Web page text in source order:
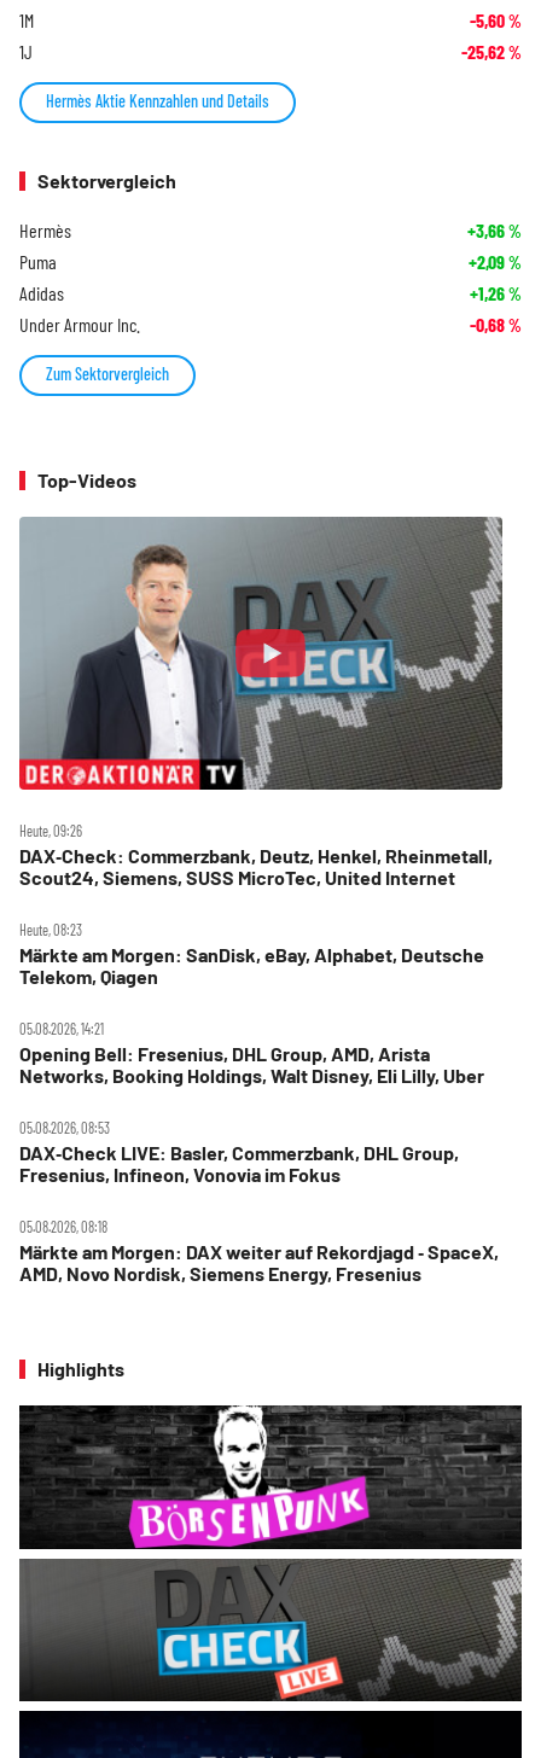
1M -5,60%
1J -25,62%
Hermès Aktie Kennzahlen und Details
Sektorvergleich
Hermès +3,66%
Puma +2,09%
Adidas +1,26%
Under Armour Inc. -0,68%
Zum Sektorvergleich
Top-Videos
Heute, 09:26
DAX‑Check: Commerzbank, Deutz, Henkel, Rheinmetall,
Scout24, Siemens, SUSS MicroTec, United Internet
Heute, 08:23
Märkte am Morgen: SanDisk, eBay, Alphabet, Deutsche
Telekom, Qiagen
05.08.2026, 14:21
Opening Bell: Fresenius, DHL Group, AMD, Arista
Networks, Booking Holdings, Walt Disney, Eli Lilly, Uber
05.08.2026, 08:53
DAX‑Check LIVE: Basler, Commerzbank, DHL Group,
Fresenius, Infineon, Vonovia im Fokus
05.08.2026, 08:18
Märkte am Morgen: DAX weiter auf Rekordjagd ‑ SpaceX,
AMD, Novo Nordisk, Siemens Energy, Fresenius
Highlights